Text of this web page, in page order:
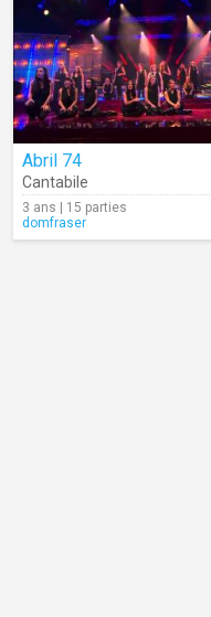
Abril 74
Cantabile
3 ans | 15 parties
domfraser